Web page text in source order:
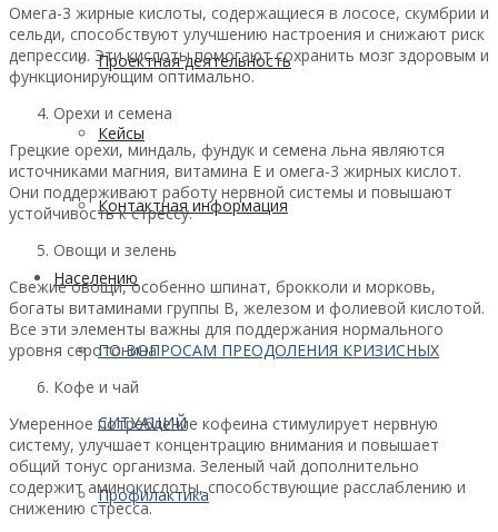
Проектная деятельность
Кейсы
Контактная информация
Населению
ПО ВОПРОСАМ ПРЕОДОЛЕНИЯ КРИЗИСНЫХ
СИТУАЦИЙ
Профилактика
Омега-3 жирные кислоты, содержащиеся в лососе, скумбрии и
сельди, способствуют улучшению настроения и снижают риск
депрессии. Эти кислоты помогают сохранить мозг здоровым и
функционирующим оптимально.
Орехи и семена
Грецкие орехи, миндаль, фундук и семена льна являются
источниками магния, витамина Е и омега-3 жирных кислот.
Они поддерживают работу нервной системы и повышают
устойчивость к стрессу.
Овощи и зелень
Свежие овощи, особенно шпинат, брокколи и морковь,
богаты витаминами группы B, железом и фолиевой кислотой.
Все эти элементы важны для поддержания нормального
уровня серотонина.
Кофе и чай
Умеренное потребление кофеина стимулирует нервную
систему, улучшает концентрацию внимания и повышает
общий тонус организма. Зеленый чай дополнительно
содержит аминокислоты, способствующие расслаблению и
снижению стресса.